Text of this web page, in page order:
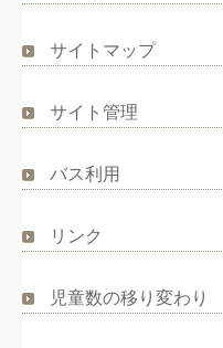
サイトマップ
サイト管理
バス利用
リンク
児童数の移り変わり